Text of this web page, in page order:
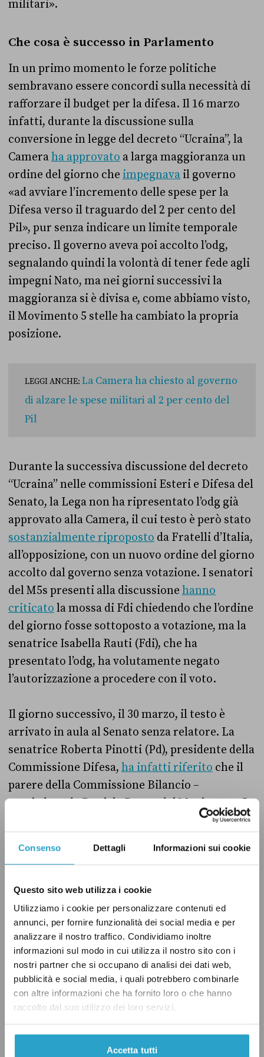
Consenso Dettagli Informazioni sui cookie
Questo sito web utilizza i cookie
Utilizziamo i cookie per personalizzare contenuti ed
annunci, per fornire funzionalità dei social media e per
analizzare il nostro traffico. Condividiamo inoltre
informazioni sul modo in cui utilizza il nostro sito con i
nostri partner che si occupano di analisi dei dati web,
pubblicità e social media, i quali potrebbero combinarle
con altre informazioni che ha fornito loro o che hanno
raccolto dal suo utilizzo dei loro servizi.
Accetta tutti
militari».
Che cosa è successo in Parlamento
In un primo momento le forze politiche
sembravano essere concordi sulla necessità di
rafforzare il budget per la difesa. Il 16 marzo
infatti, durante la discussione sulla
conversione in legge del decreto “Ucraina”, la
Cameraha approvato a larga maggioranza un
ordine del giorno che impegnava il governo
«ad avviare l’incremento delle spese per la
Difesa verso il traguardo del 2 per cento del
Pil», pur senza indicare un limite temporale
preciso. Il governo aveva poi accolto l’odg,
segnalando quindi la volontà di tener fede agli
impegni Nato, ma nei giorni successivi la
maggioranza si è divisa e, come abbiamo visto,
il Movimento 5 stelle ha cambiato la propria
posizione.
LEGGI ANCHE: La Camera ha chiesto al governo
di alzare le spese militari al 2 per cento del
Pil
Durante la successiva discussione del decreto
“Ucraina” nelle commissioni Esteri e Difesa del
Senato, la Lega non ha ripresentato l’odg già
approvato alla Camera, il cui testo è però stato
sostanzialmente riproposto da Fratelli d’Italia,
all’opposizione, con un nuovo ordine del giorno
accolto dal governo senza votazione. I senatori
del M5s presenti alla discussione hanno
criticato la mossa di Fdi chiedendo che l’ordine
del giorno fosse sottoposto a votazione, ma la
senatrice Isabella Rauti (Fdi), che ha
presentato l’odg, ha volutamente negato
l’autorizzazione a procedere con il voto.
Il giorno successivo, il 30 marzo, il testo è
arrivato in aula al Senato senza relatore. La
senatrice Roberta Pinotti (Pd), presidente della
Commissione Difesa, ha infatti riferito che il
parere della Commissione Bilancio –
presieduta da Daniele Pesco, del Movimento 5
stelle – è arrivato troppo tardi, e quindi le
tempo necessario per concludere l’esame e
aula».
Come previsto dal regolamento, in assenza di
un relatore il Senato ha dovuto discutere la
versione del decreto “Ucraina”approvataalla
Camera, mentre sono decaduti tutti gli
emendamenti e gli ordini del giorno presentati
in seguito, compreso quello di Fratelli d’Italia
sull’aumento delle spese militari. Alla fine della
è stato decisodi porre la questione di